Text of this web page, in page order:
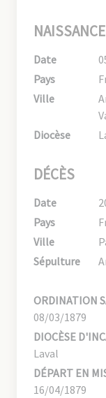
NAISSANCE
Date
Pays
Ville
Diocèse
DÉCÈS
Date
Pays
Ville
Sépulture
ORDINATION
08/03/1879
DIOCÈSE
Laval
DÉPART EN
16/04/1879